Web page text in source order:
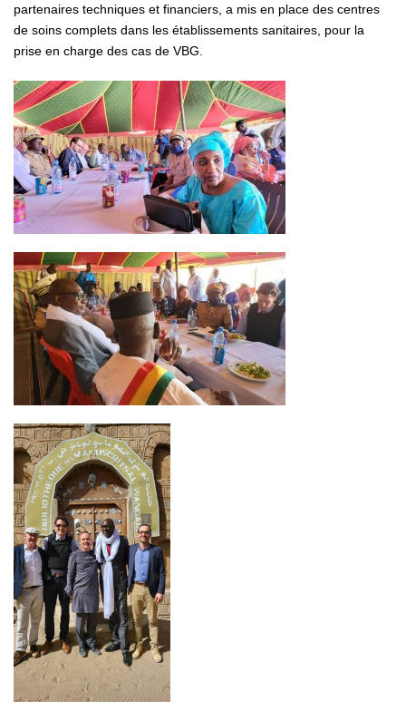
partenaires techniques et financiers, a mis en place des centres
de soins complets dans les établissements sanitaires, pour la
prise en charge des cas de VBG.